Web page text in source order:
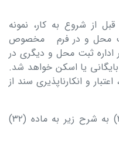
قبل از شروع به کار، نمونه
محل و در فرم مخصوص
اداره ثبت محل و دیگری در
یا اسکن خواهد شد.
و انکارناپذیری سند از
۵ ـ یک تبصره به عنوان تبصره (۳) به شرح زیر به ماده (۳۲)